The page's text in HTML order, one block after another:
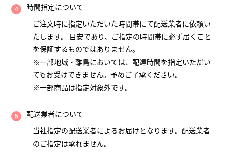
時間指定について
ご注文時に指定いただいた時間帯にて配送業者に依頼い
たします。 目安であり、ご指定の時間帯に必ず届くこと
を保証するものではありません。
※一部地域・離島においては、配達時間を指定いただい
てもお受けできません。予めご了承ください。
※一部商品は指定対象外です。
配送業者について
当社指定の配送業者によるお届けとなります。配送業者
のご指定は承れません。